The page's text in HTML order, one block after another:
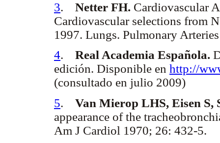
3. Netter FH. Cardiovascular
Cardiovascular selections from
1997. Lungs. Pulmonary
4. Real Academia Española.
edición. Disponible en http://
(consultado en julio 2009)
5. Van Mierop LHS, Eisen S,
appearance of the
Am J Cardiol 1970; 26: 432-5.